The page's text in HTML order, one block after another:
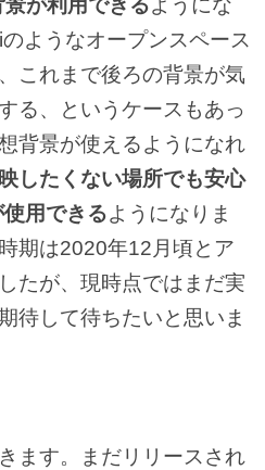
が利用できるようにな
ようなオープンスペース
これまで後ろの背景が気
る、というケースもあっ
背景が使えるようになれ
したくない場所でも安心
用できるようになりま
期は2020年12月頃とア
たが、現時点ではまだ実
待して待ちたいと思いま
ます。まだリリースされ